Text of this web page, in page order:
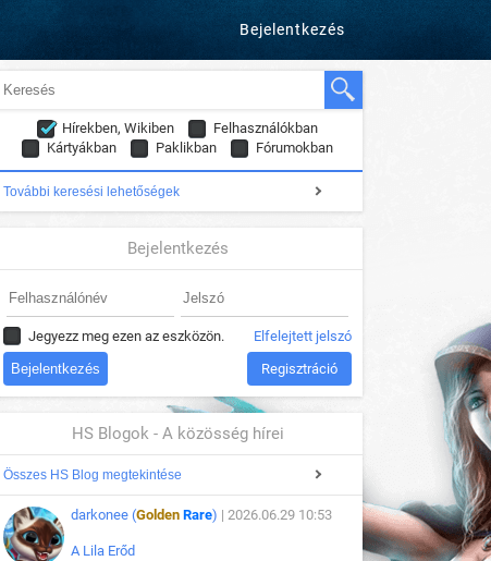
Bejelentkezés
Hírekben, Wikiben
Felhasználókban
Kártyákban
Paklikban Fórumokban
További keresési lehetőségek
Bejelentkezés
Jegyezz meg ezen az eszközön. Elfelejtett jelszó
Regisztráció
HS Blogok - A közösség hírei
Összes HS Blog megtekintése
darkonee (Golden Rare) | 2026.06.29 10:53
A Lila Erőd